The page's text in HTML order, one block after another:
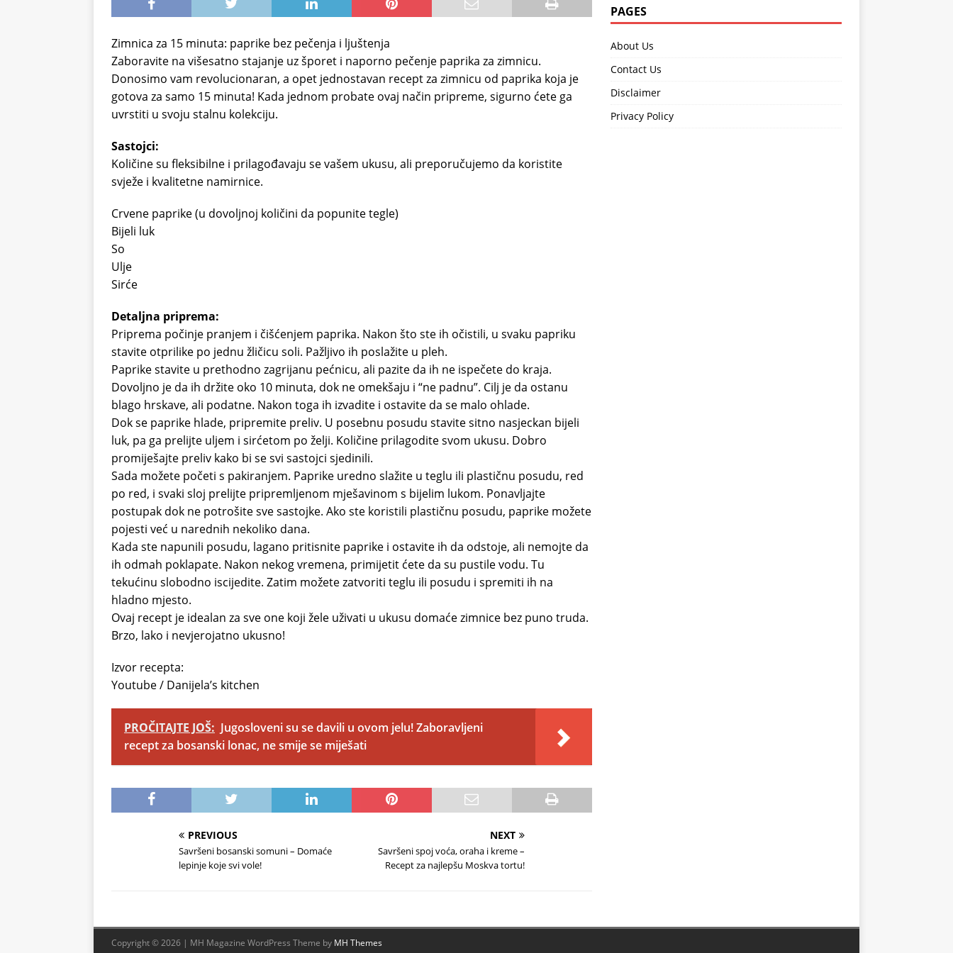
Zimnica za 15 minuta: paprike bez pečenja i ljuštenja
Zaboravite na višesatno stajanje uz šporet i naporno pečenje paprika za zimnicu.
Donosimo vam revolucionaran, a opet jednostavan recept za zimnicu od paprika koja je
gotova za samo 15 minuta! Kada jednom probate ovaj način pripreme, sigurno ćete ga
uvrstiti u svoju stalnu kolekciju.
Sastojci:
Količine su fleksibilne i prilagođavaju se vašem ukusu, ali preporučujemo da koristite
svježe i kvalitetne namirnice.
Crvene paprike (u dovoljnoj količini da popunite tegle)
Bijeli luk
So
Ulje
Sirće
Detaljna priprema:
Priprema počinje pranjem i čišćenjem paprika. Nakon što ste ih očistili, u svaku papriku
stavite otprilike po jednu žličicu soli. Pažljivo ih poslažite u pleh.
Paprike stavite u prethodno zagrijanu pećnicu, ali pazite da ih ne ispečete do kraja.
Dovoljno je da ih držite oko 10 minuta, dok ne omekšaju i “ne padnu”. Cilj je da ostanu
blago hrskave, ali podatne. Nakon toga ih izvadite i ostavite da se malo ohlade.
Dok se paprike hlade, pripremite preliv. U posebnu posudu stavite sitno nasjeckan bijeli
luk, pa ga prelijte uljem i sirćetom po želji. Količine prilagodite svom ukusu. Dobro
promiješajte preliv kako bi se svi sastojci sjedinili.
Sada možete početi s pakiranjem. Paprike uredno slažite u teglu ili plastičnu posudu, red
po red, i svaki sloj prelijte pripremljenom mješavinom s bijelim lukom. Ponavljajte
postupak dok ne potrošite sve sastojke. Ako ste koristili plastičnu posudu, paprike možete
pojesti već u narednih nekoliko dana.
Kada ste napunili posudu, lagano pritisnite paprike i ostavite ih da odstoje, ali nemojte da
ih odmah poklapate. Nakon nekog vremena, primijetit ćete da su pustile vodu. Tu
tekućinu slobodno iscijedite. Zatim možete zatvoriti teglu ili posudu i spremiti ih na
hladno mjesto.
Ovaj recept je idealan za sve one koji žele uživati u ukusu domaće zimnice bez puno truda.
Brzo, lako i nevjerojatno ukusno!
Izvor recepta:
Youtube / Danijela’s kitchen
PROČITAJTE JOŠ: Jugosloveni su se davili u ovom jelu! Zaboravljeni
recept za bosanski lonac, ne smije se miješati
PREVIOUS
Savršeni bosanski somuni – Domaće
lepinje koje svi vole!
NEXT
Savršeni spoj voća, oraha i kreme –
Recept za najlepšu Moskva tortu!
PAGES
About Us
Contact Us
Disclaimer
Privacy Policy
Copyright © 2026 | MH Magazine WordPress Theme by MH Themes